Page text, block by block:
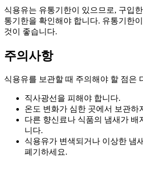
식용유는 유통기한이 있으므로, 구입
통기한을 확인해야 합니다. 유통기한
것이 좋습니다.
주의사항
식용유를 보관할 때 주의해야 할 점은
직사광선을 피해야 합니다.
온도 변화가 심한 곳에서 보관하
다른 향신료나 식품의 냄새가 배
니다.
식용유가 변색되거나 이상한 냄
폐기하세요.